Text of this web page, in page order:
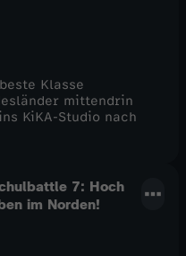
Klasse
mittendrin
KiKA-Studio nach
7: Hoch
im Norden!